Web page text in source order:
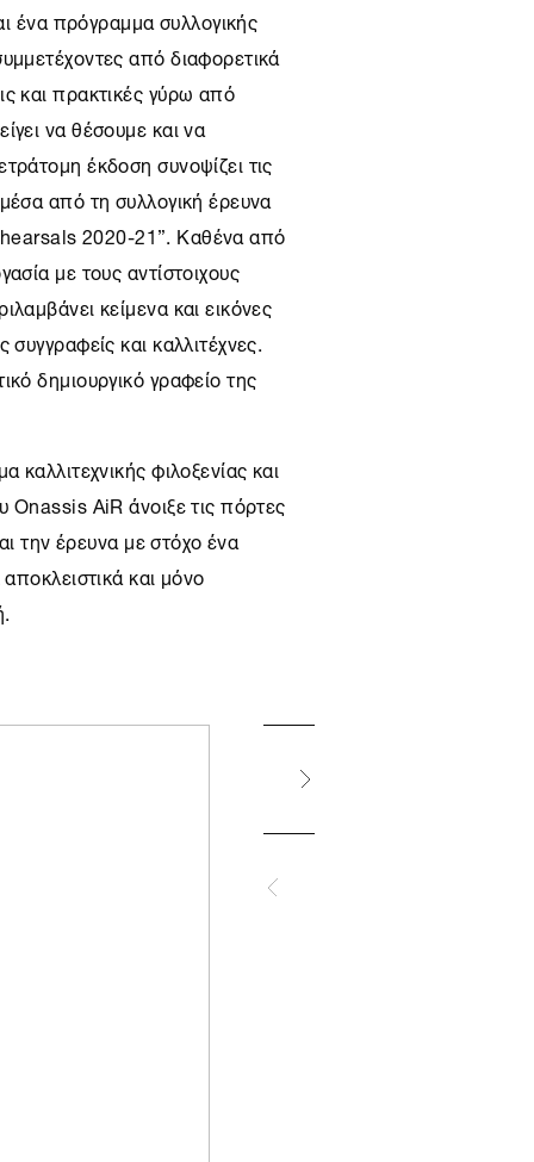
ένα πρόγραμμα συλλογικής
από διαφορετικά
και πρακτικές γύρω από
να θέσουμε και να
έκδοση συνοψίζει τις
από τη συλλογική έρευνα
2020-21”. Καθένα από
με τους αντίστοιχους
κείμενα και εικόνες
και καλλιτέχνες.
δημιουργικό γραφείο της
καλλιτεχνικής φιλοξενίας και
Onassis AiRάνοιξε τις πόρτες
την έρευνα με στόχο ένα
και μόνο